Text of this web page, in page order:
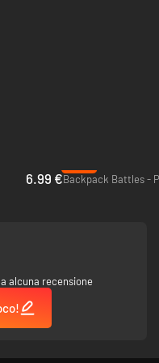
Only the most cunning
6.99 €Backpack Battles -
alcuna recensione